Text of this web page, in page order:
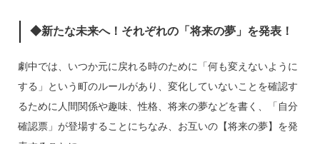
◆新たな未来へ！それぞれの「将来の夢」を発表！
劇中では、いつか元に戻れる時のために「何も変えないように
する」という町のルールがあり、変化していないことを確認す
るために人間関係や趣味、性格、将来の夢などを書く、「自分
確認票」が登場することにちなみ、お互いの【将来の夢】を発